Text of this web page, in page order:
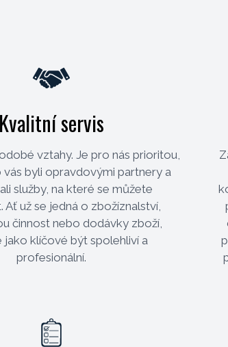
Kvalitní servis
vztahy. Je pro nás prioritou,
byli opravdovými partnery a
služby, na které se můžete
Ať už se jedná o zbožíznalství,
činnost nebo dodávky zboží,
jako klíčové být spolehliví a
profesionální.